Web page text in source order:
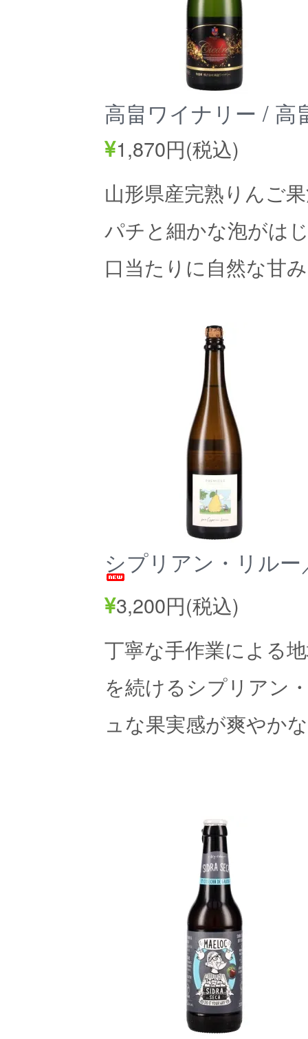
高畠ワイナリー / 高
1,870円(税込)
山形県産完熟りんご
パチと細かな泡がは
口当たりに自然な甘
シプリアン・リル
3,200円(税込)
丁寧な手作業による
を続けるシプリアン
ュな果実感が爽やか